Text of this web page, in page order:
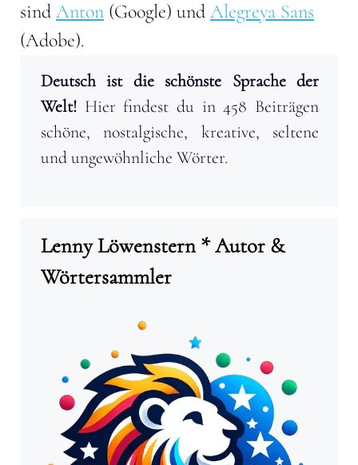
sind Anton (Google) und Alegreya Sans
(Adobe).
Deutsch ist die schönste Sprache der
Welt! Hier findest du in 458 Beiträgen
schöne, nostalgische, kreative, seltene
und ungewöhnliche Wörter.
Lenny Löwenstern * Autor &
Wörtersammler